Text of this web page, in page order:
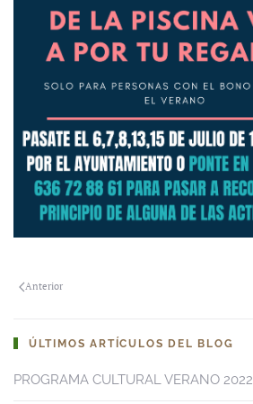
Anterior
ÚLTIMOS ARTÍCULOS DEL BLOG
PROGRAMA CULTURAL VERANO 2022